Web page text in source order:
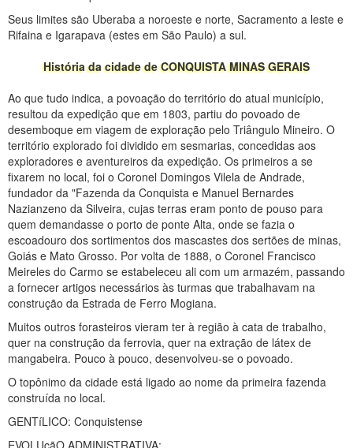
Seus limites são Uberaba a noroeste e norte, Sacramento a leste e
Rifaina e Igarapava (estes em São Paulo) a sul.
História da cidade de CONQUISTA MINAS GERAIS
Ao que tudo indica, a povoação do território do atual município,
resultou da expedição que em 1803, partiu do povoado de
desemboque em viagem de exploração pelo Triângulo Mineiro. O
território explorado foi dividido em sesmarias, concedidas aos
exploradores e aventureiros da expedição. Os primeiros a se
fixarem no local, foi o Coronel Domingos Vilela de Andrade,
fundador da "Fazenda da Conquista e Manuel Bernardes
Nazianzeno da Silveira, cujas terras eram ponto de pouso para
quem demandasse o porto de ponte Alta, onde se fazia o
escoadouro dos sortimentos dos mascastes dos sertões de minas,
Goiás e Mato Grosso. Por volta de 1888, o Coronel Francisco
Meireles do Carmo se estabeleceu ali com um armazém, passando
a fornecer artigos necessários às turmas que trabalhavam na
construção da Estrada de Ferro Mogiana.
Muitos outros forasteiros vieram ter à região à cata de trabalho,
quer na construção da ferrovia, quer na extração de látex de
mangabeira. Pouco à pouco, desenvolveu-se o povoado.
O topônimo da cidade está ligado ao nome da primeira fazenda
construída no local.
GENTíLICO: Conquistense
EVOLUçãO ADMINISTRATIVA: